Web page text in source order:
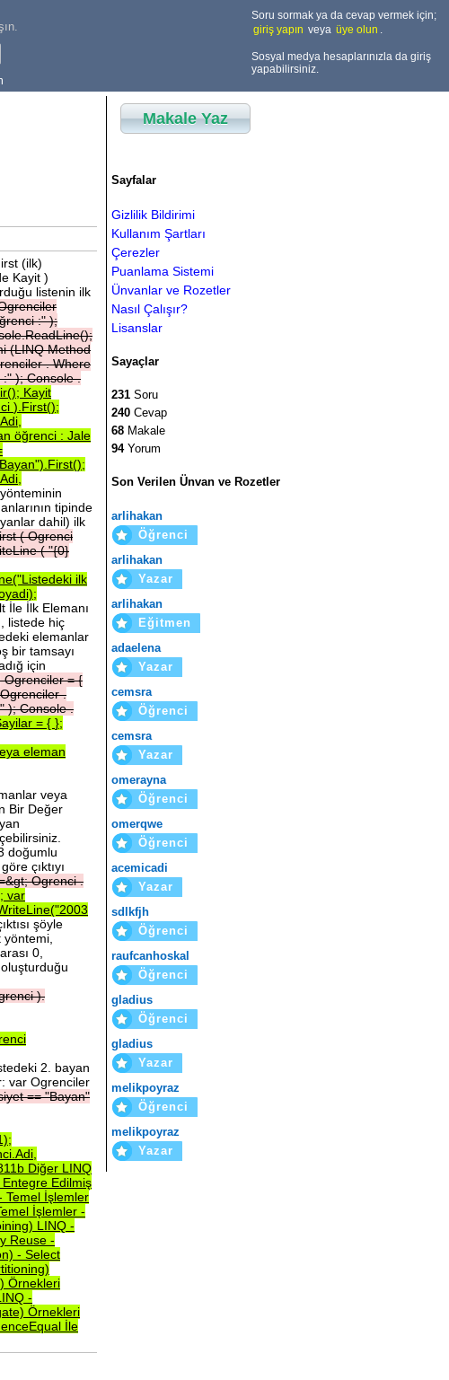
Soru sormak ya da cevap vermek için;
giriş yapın veya üye olun .
Sosyal medya hesaplarınızla da giriş
yapabilirsiniz.
(ilk)
Kayit )
listenin ilk
:");
(LINQMethod
.Where
:");Console.
Kayit
).First();
öğrenci : Jale
tipinde
dahil) ilk
(Ogrenci
("{0}
ilk
İle İlk Elemanı
listede hiç
elemanlar
bir tamsayı
için
Ogrenciler={
Ogrenciler.
);Console.
= { };
eleman
veya
Bir Değer
doğumlu
çıktıyı
Ogrenci.
var
şöyle
0,
).
2. bayan
var Ogrenciler
=="Bayan"
Diğer LINQ
Entegre Edilmiş
Temel İşlemler
İşlemler -
LINQ -
Reuse -
- Select
Örnekleri
-
Örnekleri
İle
Makale Yaz
Sayfalar
Gizlilik Bildirimi
Kullanım Şartları
Çerezler
Puanlama Sistemi
Ünvanlar ve Rozetler
Nasıl Çalışır?
Lisanslar
Sayaçlar
231 Soru
240 Cevap
68 Makale
94Yorum
Son Verilen Ünvan ve Rozetler
arlihakan
Öğrenci
arlihakan
Yazar
arlihakan
Eğitmen
adaelena
Yazar
cemsra
Öğrenci
cemsra
Yazar
omerayna
Öğrenci
omerqwe
Öğrenci
acemicadi
Yazar
sdlkfjh
Öğrenci
raufcanhoskal
Öğrenci
gladius
Öğrenci
gladius
Yazar
melikpoyraz
Öğrenci
melikpoyraz
Yazar